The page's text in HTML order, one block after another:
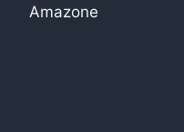
Amazone